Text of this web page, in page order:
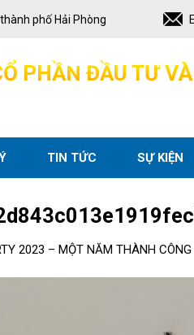
phố Hải Phòng
Ổ PHẦN ĐẦU TƯ VÀ
TIN TỨC SỰ KIỆN
2023 – MỘT NĂM THÀNH